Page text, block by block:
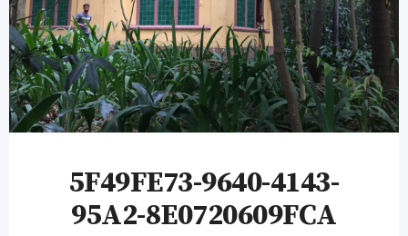
5F49FE73-9640-4143-
95A2-8E0720609FCA